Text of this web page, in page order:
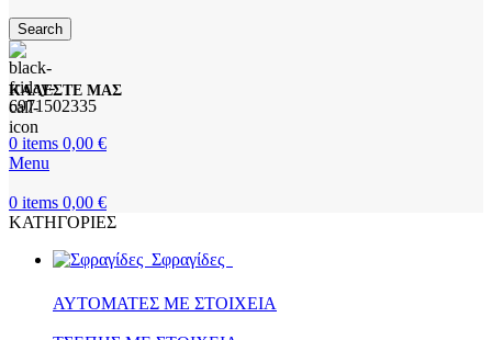
Search
ΚΑΛΕΣΤΕ ΜΑΣ
6971502335
0 items 0,00 €
Menu
0 items 0,00 €
ΚΑΤΗΓΟΡΙΕΣ
Σφραγίδες
ΑΥΤΟΜΑΤΕΣ ΜΕ ΣΤΟΙΧΕΙΑ